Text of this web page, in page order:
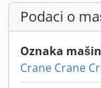
Podaci o
Oznaka
Crane Crane